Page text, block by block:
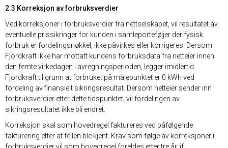
2.3 Korreksjon av forbruksverdier
Ved korreksjoner i forbruksverdier fra nettselskapet, vil resultatet av
eventuelle prissikringer for kunden i samleporteføljer der fysisk
forbruk er fordelingsnøkkel, ikke påvirkes eller korrigeres. Dersom
Fjordkraft ikke har mottatt kundens forbruksdata fra netteier innen
den femte virkedagen i avregningsperioden, legger imidlertid
Fjordkraft til grunn at forbruket på målepunktet er 0 kWh ved
fordeling av finansielt sikringsresultat. Dersom netteier sender inn
forbruksverdier etter dette tidspunktet, vil fordelingen av
sikringsresultatet ikke bli endret.
Korreksjon skal som hovedregel faktureres ved påfølgende
fakturering etter at feilen ble kjent. Krav som følge av korreksjoner i